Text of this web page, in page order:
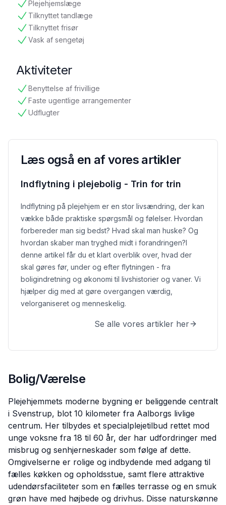
Plejehjemslæge
tilgængelig
Tilknyttet tandlæge
tilgængelig
Tilknyttet frisør
tilgængelig
Vask af sengetøj
tilgængelig
Aktiviteter
Benyttelse af frivillige
tilgængelig
Faste ugentlige arrangementer
tilgængelig
Udflugter
tilgængelig
Læs også en af vores artikler
Indflytning i plejebolig - Trin for trin
Indflytning på plejehjem er en stor livsændring, der kan
vække både praktiske spørgsmål og følelser. Hvordan
forbereder man sig bedst? Hvad skal man huske? Og
hvordan skaber man tryghed midt i forandringen?I
denne artikel får du et klart overblik over, hvad der
skal gøres før, under og efter flytningen - fra
boligindretning og økonomi til livshistorier og vaner. Vi
hjælper dig med at gøre overgangen værdig,
velorganiseret og menneskelig.
Se alle vores artikler her
Bolig/Værelse
Plejehjemmets moderne bygning er beliggende centralt
i Svenstrup, blot 10 kilometer fra Aalborgs livlige
centrum. Her tilbydes et specialplejetilbud rettet mod
unge voksne fra 18 til 60 år, der har udfordringer med
misbrug og senhjerneskader som følge af dette.
Omgivelserne er rolige og indbydende med adgang til
fælles køkken og opholdsstue, samt flere attraktive
udendørsfaciliteter som en fælles terrasse og en smuk
grøn have med højbede og drivhus. Disse naturskønne